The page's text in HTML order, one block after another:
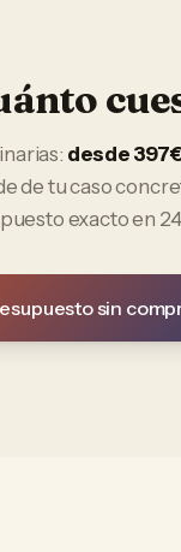
: desde
de tu caso
exacto en
sin